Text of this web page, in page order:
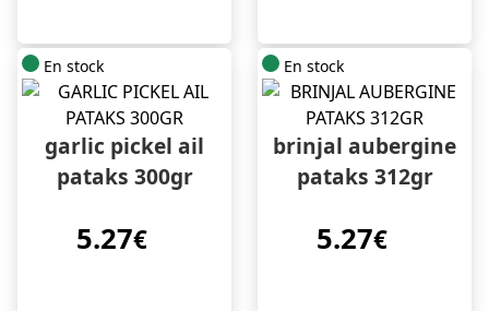
En stock
garlic pickel ail
pataks 300gr
5.27€
En stock
brinjal aubergine
pataks 312gr
5.27€